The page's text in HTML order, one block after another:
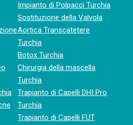
Impianto di Polpacci Turchia
Sostituzione della Valvola
Aortica Transcatetere
Turchia
Botox Turchia
Chirurgia della mascella
Turchia
Trapianto di Capelli DHI Pro
Turchia
Trapianto di Capelli FUT